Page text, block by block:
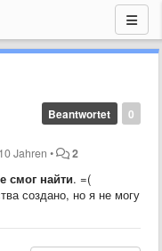
0
Beantwortet
Jahren • 2
смог найти. =(
создано, но я не могу